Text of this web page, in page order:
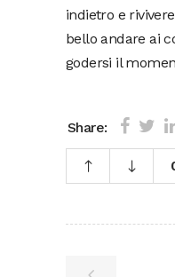
indietro e
bello andare ai
godersi il
Share: